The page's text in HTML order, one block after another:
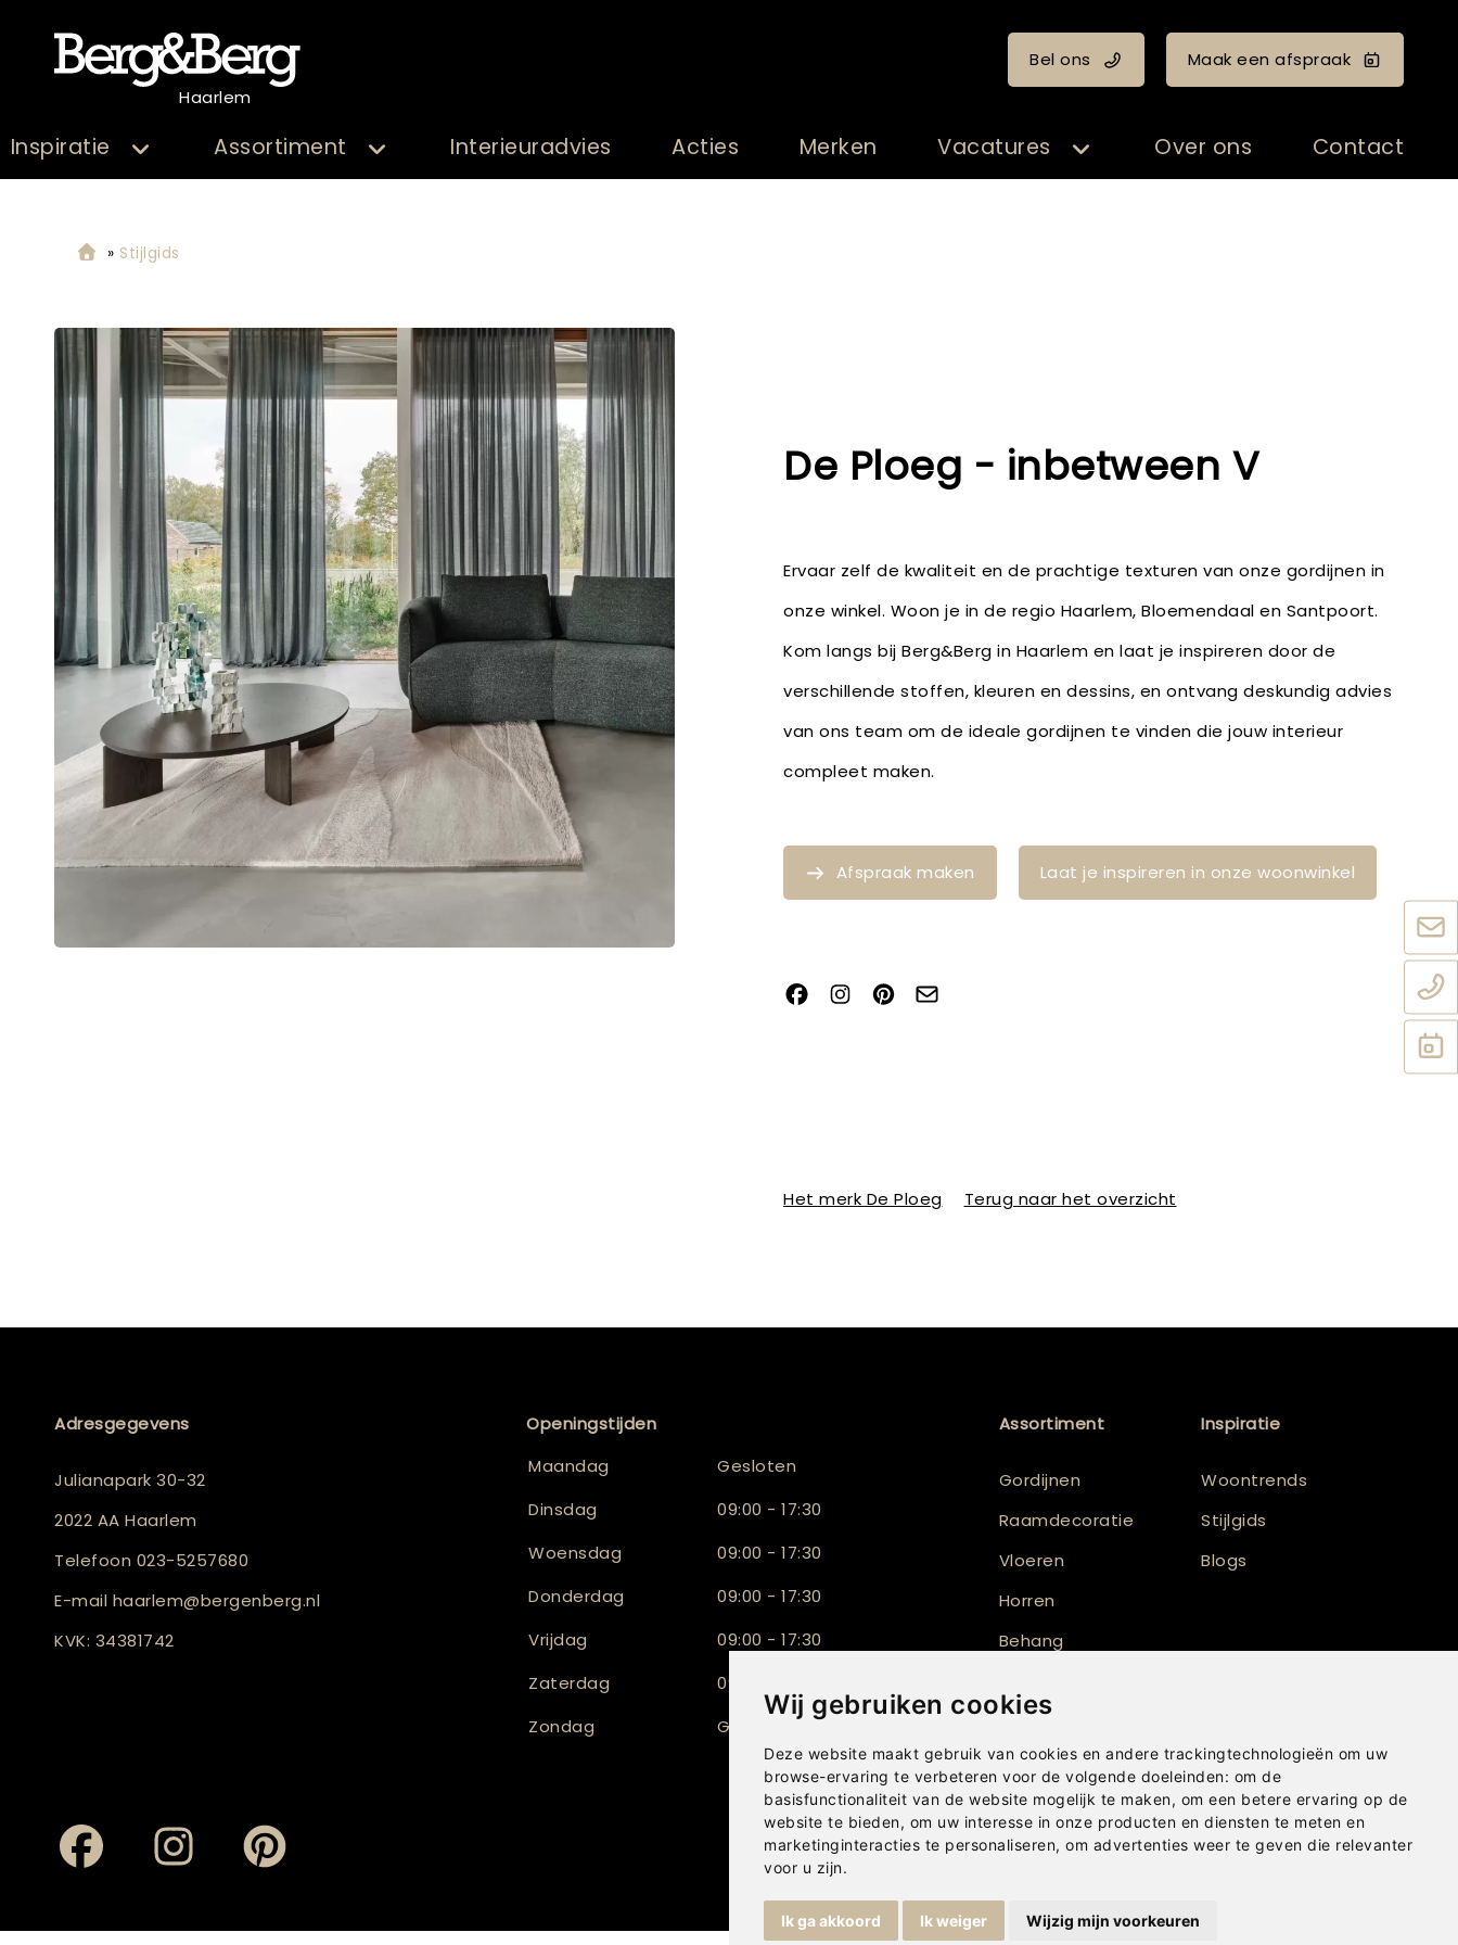
Wij gebruiken cookies
Deze website maakt gebruik van cookies en andere trackingtechnologieën om uw
browse-ervaring te verbeteren voor de volgende doeleinden: om de
basisfunctionaliteit van de website mogelijk te maken, om een betere ervaring op de
website te bieden, om uw interesse in onze producten en diensten te meten en
marketinginteracties te personaliseren, om advertenties weer te geven die relevanter
voor u zijn.
Ik ga akkoord Ik weiger Wijzig mijn voorkeuren
Haarlem
Bel ons Maak een afspraak
Inspiratie Assortiment Interieuradvies Acties Merken Vacatures Over ons Contact
» Stijlgids
De Ploeg - inbetween V
Ervaar zelf de kwaliteit en de prachtige texturen van onze gordijnen in
onze winkel. Woon je in de regio Haarlem, Bloemendaal en Santpoort.
Kom langs bij Berg&Berg in Haarlem en laat je inspireren door de
verschillende stoffen, kleuren en dessins, en ontvang deskundig advies
van ons team om de ideale gordijnen te vinden die jouw interieur
compleet maken.
Afspraak maken Laat je inspireren in onze woonwinkel
Het merk De Ploeg Terug naar het overzicht
Adresgegevens
Julianapark 30-32
2022 AA Haarlem
Telefoon 023-5257680
E-mail haarlem@bergenberg.nl
KVK: 34381742
Openingstijden
Maandag
Gesloten
Dinsdag
09:00 - 17:30
Woensdag
09:00 - 17:30
Donderdag
09:00 - 17:30
Vrijdag
09:00 - 17:30
Zaterdag
09:30 - 17:00
Zondag
Gesloten
Assortiment
Gordijnen
Raamdecoratie
Vloeren
Horren
Behang
Shutters
Inspiratie
Woontrends
Stijlgids
Blogs